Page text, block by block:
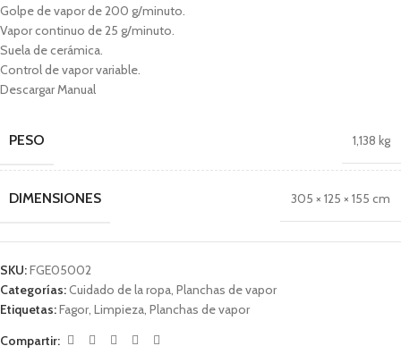
Golpe de vapor de 200 g/minuto.
Vapor continuo de 25 g/minuto.
Suela de cerámica.
Control de vapor variable.
Descargar Manual
PESO 1,138 kg
DIMENSIONES 305 × 125 × 155 cm
SKU:FGE05002
Categorías:Cuidado de la ropa, Planchas de vapor
Etiquetas:Fagor, Limpieza, Planchas de vapor
Compartir: